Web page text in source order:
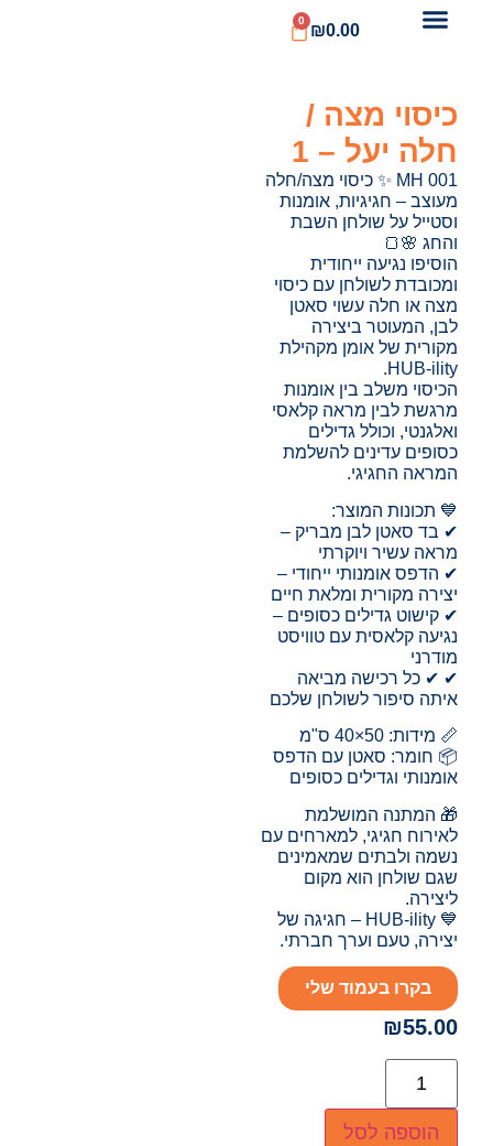
₪0.00
0
כיסוי מצה /
חלה יעל – 1
MH 001 ✨ כיסוי מצה/חלה
מעוצב – חגיגיות, אומנות
וסטייל על שולחן השבת
והחג 🌸🍞
הוסיפו נגיעה ייחודית
ומכובדת לשולחן עם כיסוי
מצה או חלה עשוי סאטן
לבן, המעוטר ביצירה
מקורית של אומן מקהילת
HUB-ility.
הכיסוי משלב בין אומנות
מרגשת לבין מראה קלאסי
ואלגנטי, וכולל גדילים
כסופים עדינים להשלמת
המראה החגיגי.
💙 תכונות המוצר:
✔ בד סאטן לבן מבריק –
מראה עשיר ויוקרתי
✔ הדפס אומנותי ייחודי –
יצירה מקורית ומלאת חיים
✔ קישוט גדילים כסופים –
נגיעה קלאסית עם טוויסט
מודרני
✔ ✔ כל רכישה מביאה
איתה סיפור לשולחן שלכם
📏 מידות: 50×40 ס"מ
📦 חומר: סאטן עם הדפס
אומנותי וגדילים כסופים
🎁 המתנה המושלמת
לאירוח חגיגי, למארחים עם
נשמה ולבתים שמאמינים
שגם שולחן הוא מקום
ליצירה.
💙 HUB-ility – חגיגה של
יצירה, טעם וערך חברתי.
בקרו בעמוד שלי
₪55.00
הוספה לסל